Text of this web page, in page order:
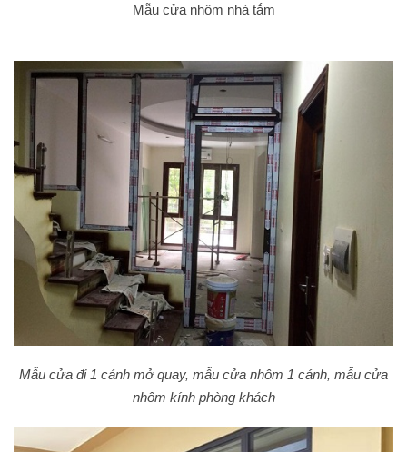
Mẫu cửa nhôm nhà tắm
Mẫu cửa đi 1 cánh mở quay, mẫu cửa nhôm 1 cánh, mẫu cửa
nhôm kính phòng khách